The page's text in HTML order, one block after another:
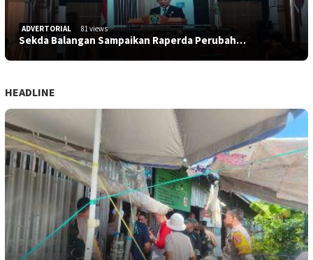
ADVERTORIAL 81 views
Sekda Balangan Sampaikan Raperda Perubah…
HEADLINE